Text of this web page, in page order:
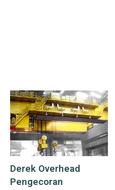
Derek Overhead
Pengecoran